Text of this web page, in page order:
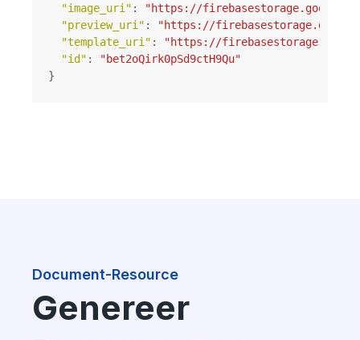
"image_uri" :
"https://
"preview_uri" :
"https://
"template_uri" :
"https://
"id" :
"bet2oQirk0pSd9ctH9Qu"
}
Document-Resource
Genereer